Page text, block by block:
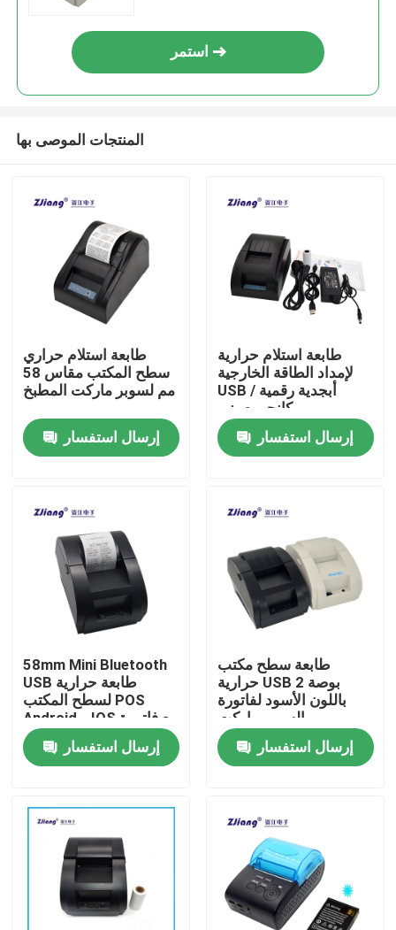
منزل
المنتجات
طابعات نقاط البيع الحرارية
طابعة إيصالات 58 مم
طابعة استلام 80 مم
58mm طابعة حرارية صغيرة محمولة
80mm طابعة حرارية صغيرة محمولة
طابعة بلوتوث حرارية 58 مم
استمر
المنتجات الموصى بها
طابعة استلام حراري
سطح المكتب مقاس 58
مم لسوبر ماركت المطبخ
إرسال استفسار
طابعة استلام حرارية
لإمداد الطاقة الخارجية
USB أبجدية رقمية /
كانجي صيني
إرسال استفسار
58mm Mini Bluetooth
USB طابعة حرارية
لسطح المكتب POS
Android و IOS مع فاتورة
إرسال استفسار
طابعة سطح مكتب
حرارية USB 2 بوصة
باللون الأسود لفاتورة
السوبر ماركت
إرسال استفسار